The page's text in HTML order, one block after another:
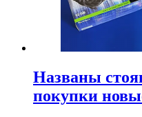
Названы
покупки